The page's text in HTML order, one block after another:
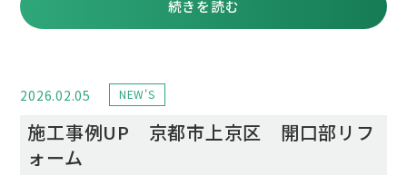
続きを読む
2026.02.05 NEW'S
施工事例UP 京都市上京区 開口部リフ
ォーム